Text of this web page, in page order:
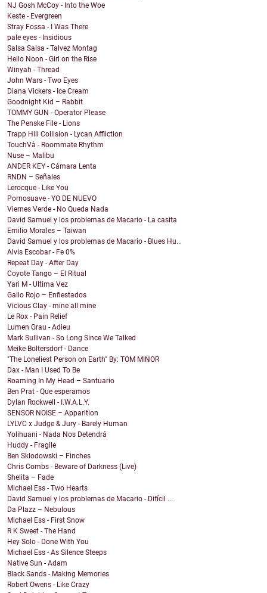
NJ Gosh McCoy - Into the Woe
Keste - Evergreen
Stray Fossa - I Was There
pale eyes - Insidious
Salsa Salsa - Talvez Montag
Hello Noon - Girl on the Rise
Winyah - Thread
John Wars - Two Eyes
Diana Vickers - Ice Cream
Goodnight Kid – Rabbit
TOMMY GUN - Operator Please
The Penske File - Lions
Trapp Hill Collision - Lycan Affliction
TouchVà - Roommate Rhythm
Nuse – Malibu
ANDER KEY - Cámara Lenta
RNDN – Señales
Lerocque - Like You
Pornosuave - YO DE NUEVO
Viernes Verde - No Queda Nada
David Samuel y los problemas de Macario - La casita
Emilio Morales – Taiwan
David Samuel y los problemas de Macario - Blues Hu...
Alvis Escobar - Fe 0%
Repeat Day - After Day
Coyote Tango – El Ritual
Yari M - Ultima Vez
Gallo Rojo – Enfiestados
Vicious Clay - mine all mine
Le Rox - Pain Relief
Lumen Grau - Adieu
Mark Sullivan - So Long Since We Talked
Meike Boltersdorf - Dance
"The Loneliest Person on Earth" By: TOM MINOR
Dax - Man I Used To Be
Roaming In My Head – Santuario
Ben Prat - Que esperamos
Dylan Rockwell - I.W.A.L.Y.
SENSOR NOISE – Apparition
LYLVC x Judge & Jury - Barely Human
Yolihuani - Nada Nos Detendrá
Huddy - Fragile
Ben Sklodowski – Finches
Chris Combs - Beware of Darkness (Live)
Shelita – Fade
Michael Ess - Two Hearts
David Samuel y los problemas de Macario - Difícil ...
Da Plazz – Nebulous
Michael Ess - First Snow
R K Sweet - The Hand
Hey Solo - Done With You
Michael Ess - As Silence Steeps
Native Sun - Adam
Black Sands - Making Memories
Robert Owens - Like Crazy